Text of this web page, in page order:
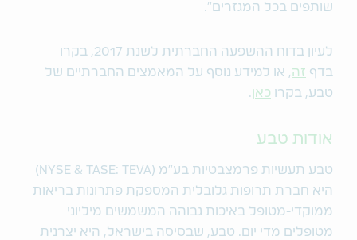
שותפים בכל המגזרים".
לעיון בדוח ההשפעה החברתית לשנת 2017, בקרו
בדף זה, או למידע נוסף על המאמצים החברתיים של
טבע, בקרו כאן.
אודות טבע
טבע תעשיות פרמצבטיות בע"מ (NYSE & TASE: TEVA)
היא חברת תרופות גלובלית המספקת פתרונות בריאות
ממוקדי-מטופל באיכות גבוהה המשמשים מיליוני
מטופלים מדי יום. טבע, שבסיסה בישראל, היא יצרנית